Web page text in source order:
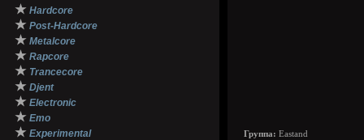
★ Hardcore
★ Post-Hardcore
★ Metalcore
★ Rapcore
★ Trancecore
★ Djent
★ Electronic
★ Emo
★ Experimental Группа: Eastand